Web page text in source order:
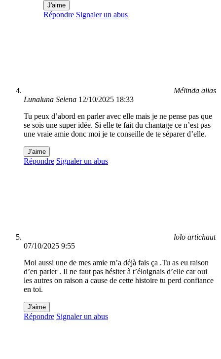
J'aime
Répondre Signaler un abus
Mélinda alias
Lunaluna Selena 12/10/2025 18:33
Tu peux d’abord en parler avec elle mais je ne pense pas que
se sois une super idée. Si elle te fait du chantage ce n’est pas
une vraie amie donc moi je te conseille de te séparer d’elle.
J'aime
Répondre Signaler un abus
lolo artichaut
07/10/2025 9:55
Moi aussi une de mes amie m’a déjà fais ça .Tu as eu raison
d’en parler . Il ne faut pas hésiter à t’éloignais d’elle car oui
les autres on raison a cause de cette histoire tu perd confiance
en toi.
J'aime
Répondre Signaler un abus